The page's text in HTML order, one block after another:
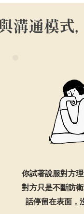
溝通模式
你試著說服對方
對方只是不斷防
話停留在表面，